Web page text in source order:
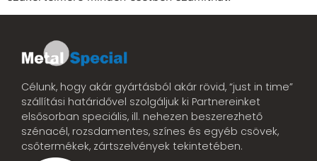
Célunk, hogy akár gyártásból akár rövid, “just in time”
szállítási határidővel szolgáljuk ki Partnereinket
elsősorban speciális, ill. nehezen beszerezhető
szénacél, rozsdamentes, színes és egyéb csövek,
csőtermékek, zártszelvények tekintetében.